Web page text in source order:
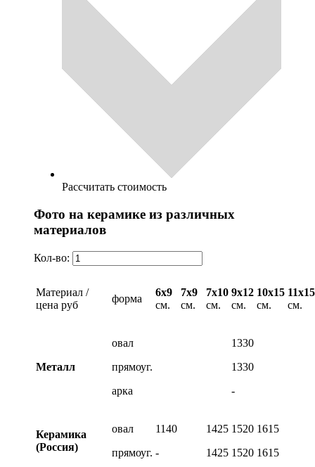
Рассчитать стоимость
Фото на керамике из различных
материалов
Кол-во:
Материал /
цена руб
форма
6х9
см.
7х9
см.
7х10
см.
9х12
см.
10х15
см.
11х15
см.
Металл
овал
прямоуг.
арка
1330
1330
-
Керамика
(Россия)
овал
прямоуг.
1140
-
1425
1425
1520
1520
1615
1615